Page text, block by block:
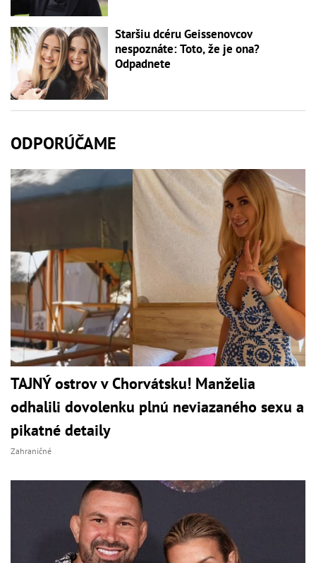
Staršiu dcéru Geissenovcov
nespoznáte: Toto, že je ona?
Odpadnete
ODPORÚČAME
TAJNÝ ostrov v Chorvátsku! Manželia
odhalili dovolenku plnú neviazaného sexu a
pikatné detaily
Zahraničné